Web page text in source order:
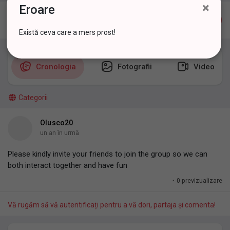
My Groups
Discover Pagini
Pagini apreciate
Cronologia Fotografii Video
Categorii
Olusco20
un an în urmă
Please kindly invite your friends to join the group so we can
both interact together and have fun
· 0 previzualizare
Vă rugăm să vă autentificați pentru a vă dori, partaja și comenta!
Eroare ×
Există ceva care a mers prost!